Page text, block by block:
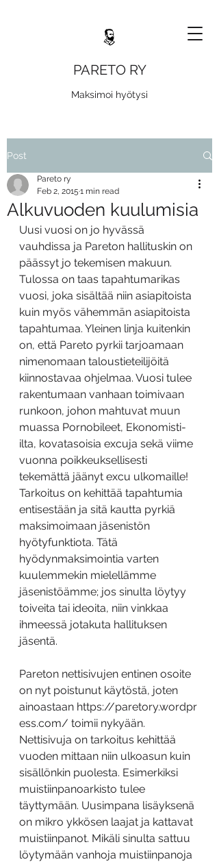
PARETO RY
Maksimoi hyötysi
Post
Alkuvuoden kuulumisia
Pareto ry
Feb 2, 2015 1 min read
Uusi vuosi on jo hyvässä
vauhdissa ja Pareton hallituskin on
päässyt jo tekemisen makuun.
Tulossa on taas tapahtumarikas
vuosi, joka sisältää niin asiapitoista
kuin myös vähemmän asiapitoista
tapahtumaa. Yleinen linja kuitenkin
on, että Pareto pyrkii tarjoamaan
nimenomaan taloustieteilijöitä
kiinnostavaa ohjelmaa. Vuosi tulee
rakentumaan vanhaan toimivaan
runkoon, johon mahtuvat muun
muassa Pornobileet, Ekonomisti-
ilta, kovatasoisia excuja sekä viime
vuonna poikkeuksellisesti
tekemättä jäänyt excu ulkomaille!
Tarkoitus on kehittää tapahtumia
entisestään ja sitä kautta pyrkiä
maksimoimaan jäsenistön
hyötyfunktiota. Tätä
hyödynmaksimointia varten
kuulemmekin mielellämme
jäsenistöämme; jos sinulta löytyy
toiveita tai ideoita, niin vinkkaa
ihmeessä jotakuta hallituksen
jäsentä.
Pareton nettisivujen entinen osoite
on nyt poistunut käytöstä, joten
ainoastaan https://paretory.wordpr
ess.com/ toimii nykyään.
Nettisivuja on tarkoitus kehittää
vuoden mittaan niin ulkoasun kuin
sisällönkin puolesta. Esimerkiksi
muistiinpanoarkisto tulee
täyttymään. Uusimpana lisäyksenä
on mikro ykkösen laajat ja kattavat
muistiinpanot. Mikäli sinulta sattuu
löytymään vanhoja muistiinpanoja